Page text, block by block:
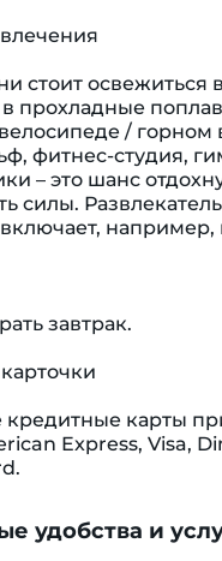
стоит освежиться
в прохладные
/ горном
фитнес-студия,
– это шанс
силы.
например,
завтрак.
карты
Express, Visa,
удобства и